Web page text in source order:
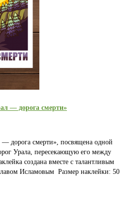
— дорога смерти»
дорога смерти», посвящена одной
Урала, пересекающую его между
создана вместе с талантливым
Исламовым Размер наклейки: 50